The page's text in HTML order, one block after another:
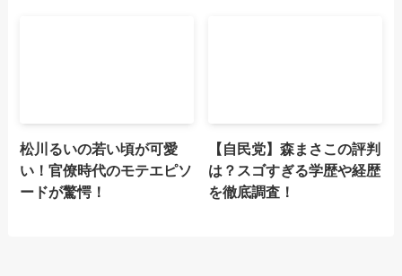
松川るいの若い頃が可愛
い！官僚時代のモテエピソ
ードが驚愕！
【自民党】森まさこの評判
は？スゴすぎる学歴や経歴
を徹底調査！